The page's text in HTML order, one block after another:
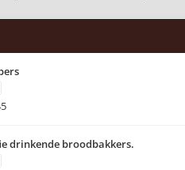
drinkende broodbakkers.